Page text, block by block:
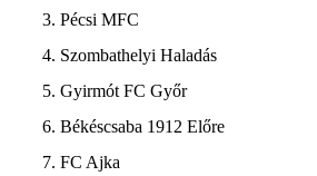
3. Pécsi MFC
4. Szombathelyi Haladás
5. Gyirmót FC Győr
6. Békéscsaba 1912 Előre
7. FC Ajka